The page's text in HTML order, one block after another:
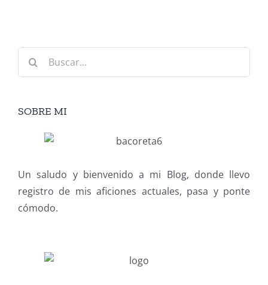
Buscar:
SOBRE MI
Un saludo y bienvenido a mi Blog, donde llevo
registro de mis aficiones actuales, pasa y ponte
cómodo.